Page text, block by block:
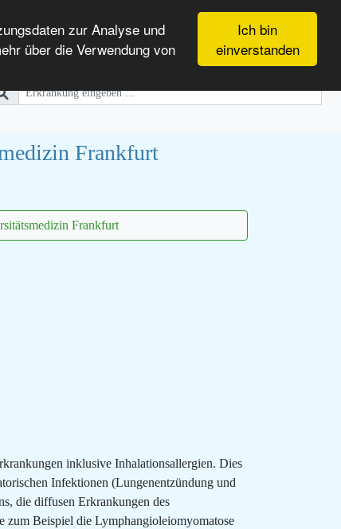
Ich bin
einverstanden
zur Analyse und
über die Verwendung von
Frankfurt
Frankfurt
inklusive Inhalationsallergien. Dies
Infektionen (Lungenentzündung und
die diffusen Erkrankungen des
zum Beispiel die Lymphangioleiomyomatose